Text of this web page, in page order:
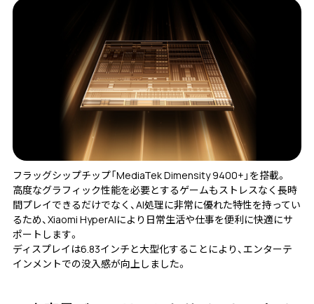
フラッグシップチップ「MediaTek Dimensity 9400+」を搭載。
高度なグラフィック性能を必要とするゲームもストレスなく長時
間プレイできるだけでなく、AI処理に非常に優れた特性を持ってい
るため、Xiaomi HyperAIにより日常生活や仕事を便利に快適にサ
ポートします。
ディスプレイは6.83インチと大型化することにより、エンターテ
インメントでの没入感が向上しました。